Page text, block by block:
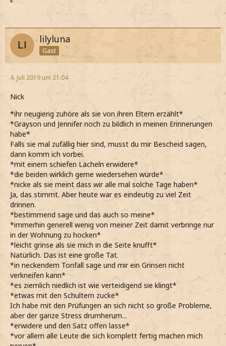
lilyluna
Gast
4. Juli 2019 um 21:04
Nick
*ihr neugierig zuhöre als sie von ihren Eltern erzählt*
*Grayson und Jennifer noch zu bildlich in meinen Erinnerungen
habe*
Falls sie mal zufällig hier sind, musst du mir Bescheid sagen,
dann komm ich vorbei.
*mit einem schiefen Lächeln erwidere*
*die beiden wirklich gerne wiedersehen würde*
*nicke als sie meint dass wir alle mal solche Tage haben*
Ja, das stimmt. Aber heute war es eindeutig zu viel Zeit
drinnen.
*bestimmend sage und das auch so meine*
*immerhin generell wenig von meiner Zeit damit verbringe nur
in der Wohnung zu hocken*
*leicht grinse als sie mich in die Seite knufft*
Natürlich. Das ist eine große Tat.
*in neckendem Tonfall sage und mir ein Grinsen nicht
verkneifen kann*
*es ziemlich niedlich ist wie verteidigend sie klingt*
*etwas mit den Schultern zucke*
Ich habe mit den Prüfungen an sich nicht so große Probleme,
aber der ganze Stress drumherum...
*erwidere und den Satz offen lasse*
*vor allem alle Leute die sich komplett fertig machen mich